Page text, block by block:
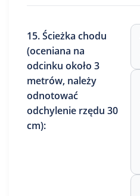
15. Ścieżka chodu
(oceniana na
odcinku około 3
metrów, należy
odnotować
odchylenie rzędu 30
cm):